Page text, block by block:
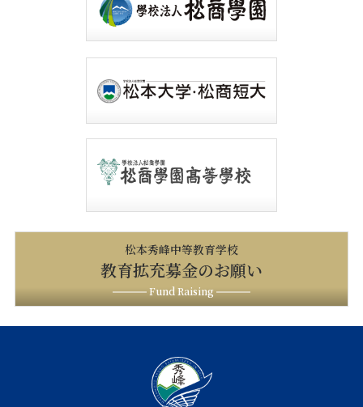
松本秀峰中等教育学校
教育拡充募金のお願い
Fund Raising